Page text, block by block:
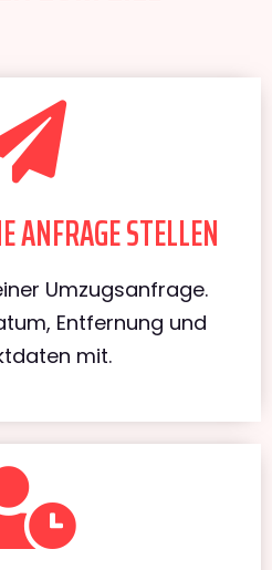
ANFRAGE STELLEN
Umzugsanfrage.
Entfernung und
mit.